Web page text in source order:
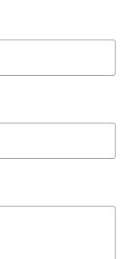
は
誤っ
ビ
苦